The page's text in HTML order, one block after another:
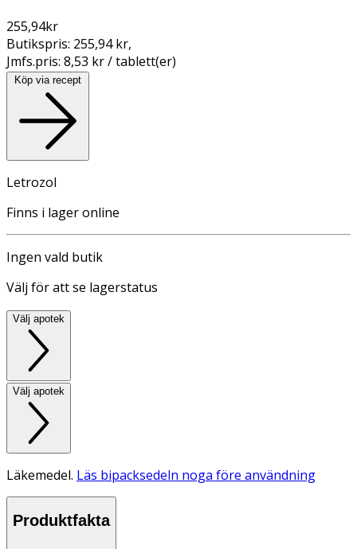
255,94kr
Butikspris: 255,94 kr,
Jmfs.pris: 8,53 kr / tablett(er)
Köp via recept
Letrozol
Finns i lager online
Ingen vald butik
Välj för att se lagerstatus
Välj apotek
Välj apotek
Läkemedel. Läs bipacksedeln noga före användning
Produktfakta